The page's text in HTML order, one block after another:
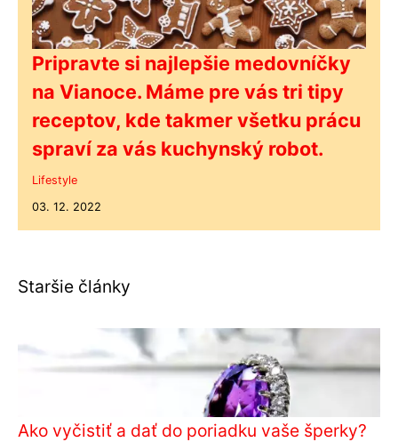
Pripravte si najlepšie medovníčky
na Vianoce. Máme pre vás tri tipy
receptov, kde takmer všetku prácu
spraví za vás kuchynský robot.
Lifestyle
03. 12. 2022
Staršie články
Ako vyčistiť a dať do poriadku vaše šperky?